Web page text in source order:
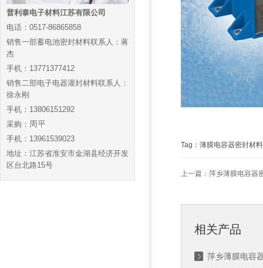
普利泰电子材料江苏有限公司
电话：0517-86865858
销售一部蓄电池密封材料联系人：蒋
杰
手机：13771377412
销售二部电子电器灌封材料联系人：
徐永刚
手机：13806151292
采购： 周平
手机：13961539023
地址：江苏省淮安市金湖县经济开发
区台北路15号
Tag：薄膜电容器密封材料
上一篇： 萍乡薄膜电容器
相关产品
萍乡薄膜电容